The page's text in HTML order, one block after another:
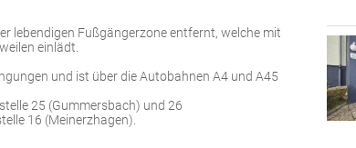
lebendigen Fußgängerzone entfernt, welche mit
einlädt.
und ist über die Autobahnen A4 und A45
25 (Gummersbach) und 26
16 (Meinerzhagen).